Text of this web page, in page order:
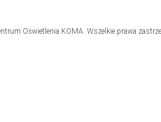
Oświetlenia KOMA. Wszelkie prawa